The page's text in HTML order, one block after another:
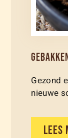
Gezond
nieuwe
LEES